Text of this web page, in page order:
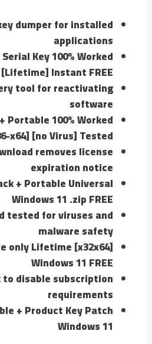
dumper for installed
applications
Key 100% Worked
[Lifetime] Instant FREE
tool for reactivating
software
Portable 100% Worked
x64] [no Virus] Tested
removes license
expiration notice
+ Portable Universal
Windows 11 .zip FREE
tested for viruses and
malware safety
only Lifetime [x32x64]
Windows 11 FREE
to disable subscription
requirements
+ Product Key Patch
Windows 11